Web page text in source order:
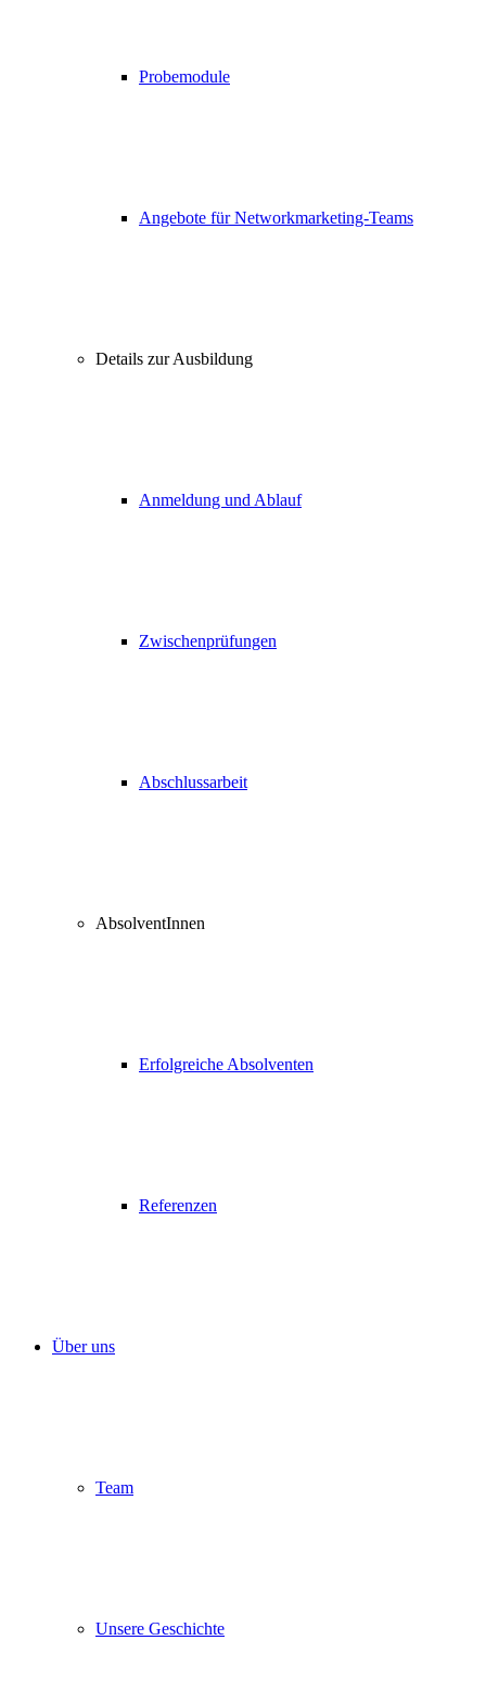
Probemodule
Angebote für Networkmarketing-Teams
Details zur Ausbildung
Anmeldung und Ablauf
Zwischenprüfungen
Abschlussarbeit
AbsolventInnen
Erfolgreiche Absolventen
Referenzen
Über uns
Team
Unsere Geschichte